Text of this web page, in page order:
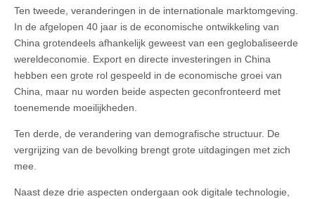
Ten tweede, veranderingen in de internationale marktomgeving.
In de afgelopen 40 jaar is de economische ontwikkeling van
China grotendeels afhankelijk geweest van een geglobaliseerde
wereldeconomie. Export en directe investeringen in China
hebben een grote rol gespeeld in de economische groei van
China, maar nu worden beide aspecten geconfronteerd met
toenemende moeilijkheden.
Ten derde, de verandering van demografische structuur. De
vergrijzing van de bevolking brengt grote uitdagingen met zich
mee.
Naast deze drie aspecten ondergaan ook digitale technologie,